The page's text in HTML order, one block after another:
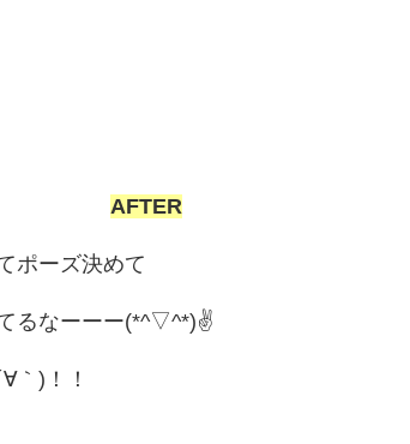
AFTER
ポーズ決めて
るなーーー(*^▽^*)✌
｀)！！